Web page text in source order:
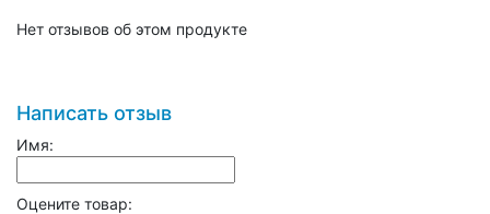
Нет отзывов об этом продукте
Написать отзыв
Имя:
Оцените товар: